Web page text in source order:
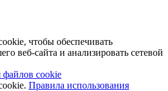
чтобы обеспечивать
веб-сайта и анализировать сетевой
файлов cookie
Правила использования